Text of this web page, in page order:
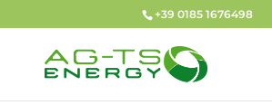
+39 0185 1676498